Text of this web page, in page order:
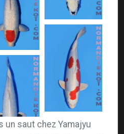
un saut chez Yamajyu